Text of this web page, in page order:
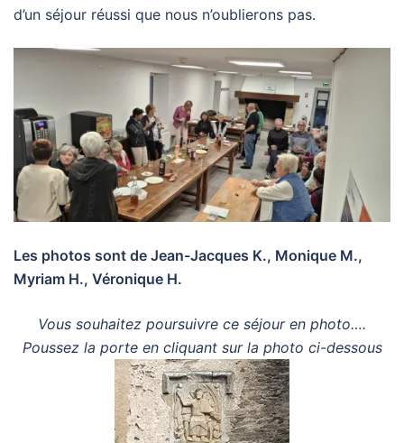
d’un séjour réussi que nous n’oublierons pas.
Les photos sont de Jean-Jacques K., Monique M.,
Myriam H., Véronique H.
Vous souhaitez poursuivre ce séjour en photo….
Poussez la porte en cliquant sur la photo ci-dessous